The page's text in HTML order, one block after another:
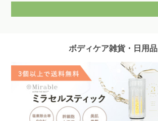
ボディケア雑貨・日用品